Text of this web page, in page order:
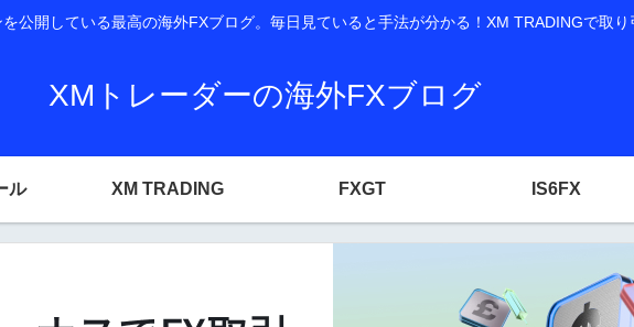
公開している最高の海外FXブログ。毎日見ていると手法が分かる！XM TRADINGで取り
XMトレーダーの海外FXブログ
ル XM TRADING FXGT IS6FX